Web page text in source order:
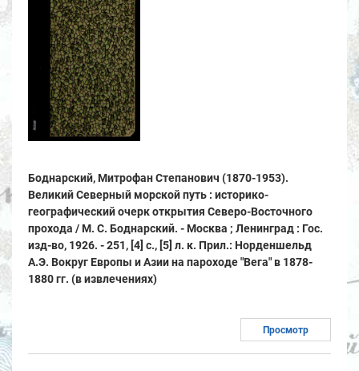
Боднарский, Митрофан Степанович (1870-1953).
Великий Северный морской путь : историко-
географический очерк открытия Северо-Восточного
прохода / М. С. Боднарский. - Москва ; Ленинград : Гос.
изд-во, 1926. - 251, [4] с., [5] л. к. Прил.: Норденшельд
А.Э. Вокруг Европы и Азии на пароходе "Вега" в 1878-
1880 гг. (в извлечениях)
Просмотр